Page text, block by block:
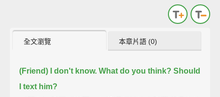
全文瀏覽 本章片語 (0)
(Friend) I don't know. What do you think? Should
I text him?